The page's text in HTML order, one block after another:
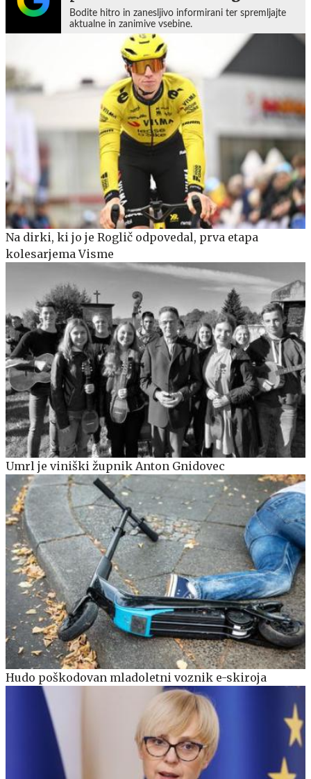
Bodite hitro in zanesljivo informirani ter spremljajte
aktualne in zanimive vsebine.
Na dirki, ki jo je Roglič odpovedal, prva etapa
kolesarjema Visme
Umrl je viniški župnik Anton Gnidovec
Hudo poškodovan mladoletni voznik e-skiroja